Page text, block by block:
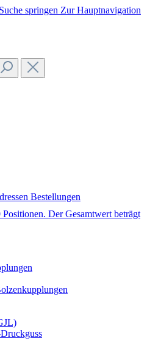
springen Zur Hauptnavigation
Bestellungen
Der Gesamtwert beträgt